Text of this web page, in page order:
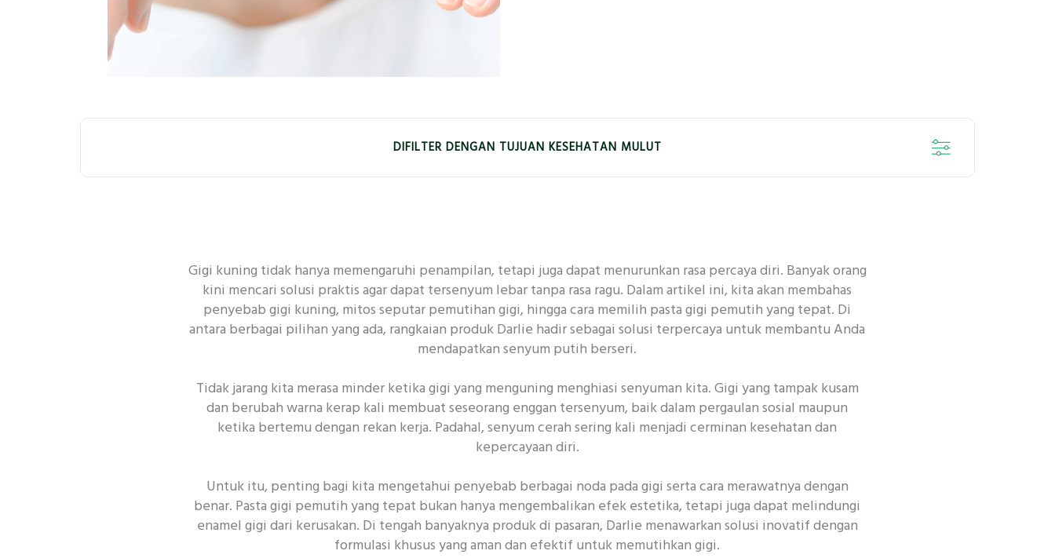
DIFILTER DENGAN TUJUAN KESEHATAN MULUT
PEMBERSIHAN MENDALAM ANTIBAKTERI KERUSAKAN GIGI DENTAL
RUTINITAS UNTUK KESEHATAN MULUT
Acara CSR
Gigi kuning tidak hanya memengaruhi penampilan, tetapi juga dapat menurunkan rasa percaya diri. Banyak orang
kini mencari solusi praktis agar dapat tersenyum lebar tanpa rasa ragu. Dalam artikel ini, kita akan membahas
penyebab gigi kuning, mitos seputar pemutihan gigi, hingga cara memilih pasta gigi pemutih yang tepat. Di
antara berbagai pilihan yang ada, rangkaian produk Darlie hadir sebagai solusi terpercaya untuk membantu Anda
mendapatkan senyum putih berseri.
Tidak jarang kita merasa minder ketika gigi yang menguning menghiasi senyuman kita. Gigi yang tampak kusam
dan berubah warna kerap kali membuat seseorang enggan tersenyum, baik dalam pergaulan sosial maupun
ketika bertemu dengan rekan kerja. Padahal, senyum cerah sering kali menjadi cerminan kesehatan dan
kepercayaan diri.
Untuk itu, penting bagi kita mengetahui penyebab berbagai noda pada gigi serta cara merawatnya dengan
benar. Pasta gigi pemutih yang tepat bukan hanya mengembalikan efek estetika, tetapi juga dapat melindungi
enamel gigi dari kerusakan. Di tengah banyaknya produk di pasaran, Darlie menawarkan solusi inovatif dengan
formulasi khusus yang aman dan efektif untuk memutihkan gigi.